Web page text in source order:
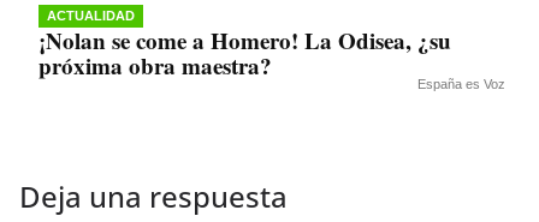
ACTUALIDAD
¡Nolan se come a Homero! La Odisea, ¿su
próxima obra maestra?
España es Voz
Deja una respuesta